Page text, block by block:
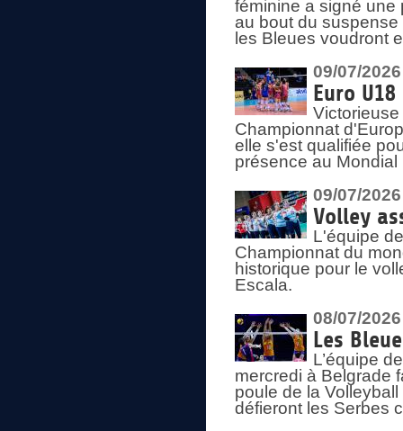
féminine a signé une
au bout du
les Bleues voudront
09/07/2026
Euro
Championnat
elle s'est qualifiée
présence au
09/07/2026
Volley
L'équipe
Championnat du
historique pour le
Escala.
08/07/2026
Les
L’équipe
mercredi à Belgrade
poule de la
défieront les Serbes